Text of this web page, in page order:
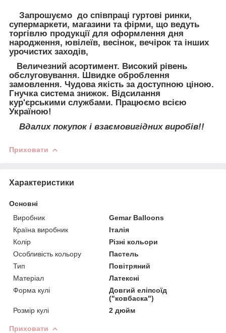
Запрошуємо до співпраці гуртові ринки,
супермаркети, магазини та фірми, що ведуть
торгівлю продукції для оформлення дня
народження, ювілеїв, весінок, вечірок та інших
урочистих заходів,
Величезний асортимент. Високий рівень
обслуговування. Швидке оброблення
замовлення. Чудова якість за доступною ціною.
Гнучка система знижок. Відсилання
кур'єрськими службами. Працюємо всією
Україною!
Вдалих покупок і взаємовигідних виробів!!
Приховати
Характеристики
Основні
Виробник
Gemar Balloons
Країна виробник
Італія
Колір
Різні кольори
Особливість кольору
Пастель
Тип
Повітряний
Матеріал
Латексні
Форма кулі
Довгий еліпсоїд
("ковбаска")
Розмір кулі
2 дюйм
Приховати